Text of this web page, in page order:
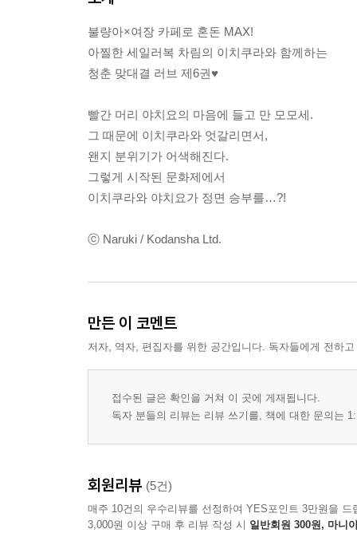
불량아×여장 카페로 혼돈 MAX!
아찔한 세일러복 차림의 이치쿠라와 함께하는
청춘 맞대결 러브 제6권♥
빨간 머리 야치요의 마음에 들고 만 모모세.
그 때문에 이치쿠라와 엇갈리면서,
왠지 분위기가 어색해진다.
그렇게 시작된 문화제에서
이치쿠라와 야치요가 정면 승부를…?!
ⓒ Naruki / Kodansha Ltd.
만든 이 코멘트
저자, 역자, 편집자를 위한 공간입니다. 독자들에게 전하
접수된 글은 확인을 거쳐 이 곳에 게재됩니다.
독자 분들의 리뷰는 리뷰 쓰기를, 책에 대한 문의는
회원리뷰 (5건)
매주 10건의 우수리뷰를 선정하여 YES포인트 3만원을 드
3,000원 이상 구매 후 리뷰 작성 시 일반회원 300원, 마니